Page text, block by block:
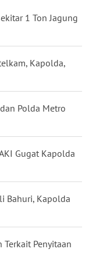
1 Ton Jagung
Kapolda,
Polda Metro
Gugat Kapolda
Bahuri, Kapolda
Penyitaan